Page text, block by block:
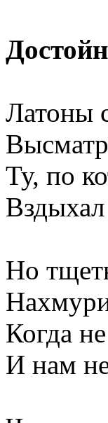
Латоны
Ту, по
Но
Когда
И нам